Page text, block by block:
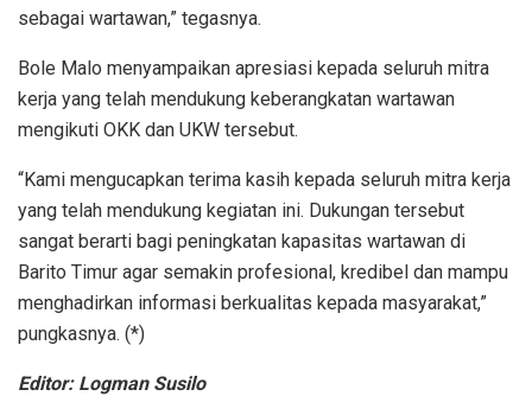
sebagai wartawan,” tegasnya.
Bole Malo menyampaikan apresiasi kepada seluruh mitra
kerja yang telah mendukung keberangkatan wartawan
mengikuti OKK dan UKW tersebut.
“Kami mengucapkan terima kasih kepada seluruh mitra kerja
yang telah mendukung kegiatan ini. Dukungan tersebut
sangat berarti bagi peningkatan kapasitas wartawan di
Barito Timur agar semakin profesional, kredibel dan mampu
menghadirkan informasi berkualitas kepada masyarakat,”
pungkasnya. (*)
Editor: Logman Susilo